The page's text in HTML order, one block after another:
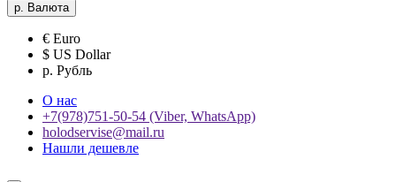
р. Валюта
€ Euro
$ US Dollar
р. Рубль
О нас
+7(978)751-50-54 (Viber, WhatsApp)
holodservise@mail.ru
Нашли дешевле